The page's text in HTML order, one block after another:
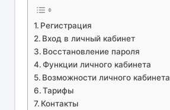
Регистрация
Вход в личный кабинет
Восстановление пароля
Функции личного кабинета
Возможности личного кабинета
Тарифы
Контакты